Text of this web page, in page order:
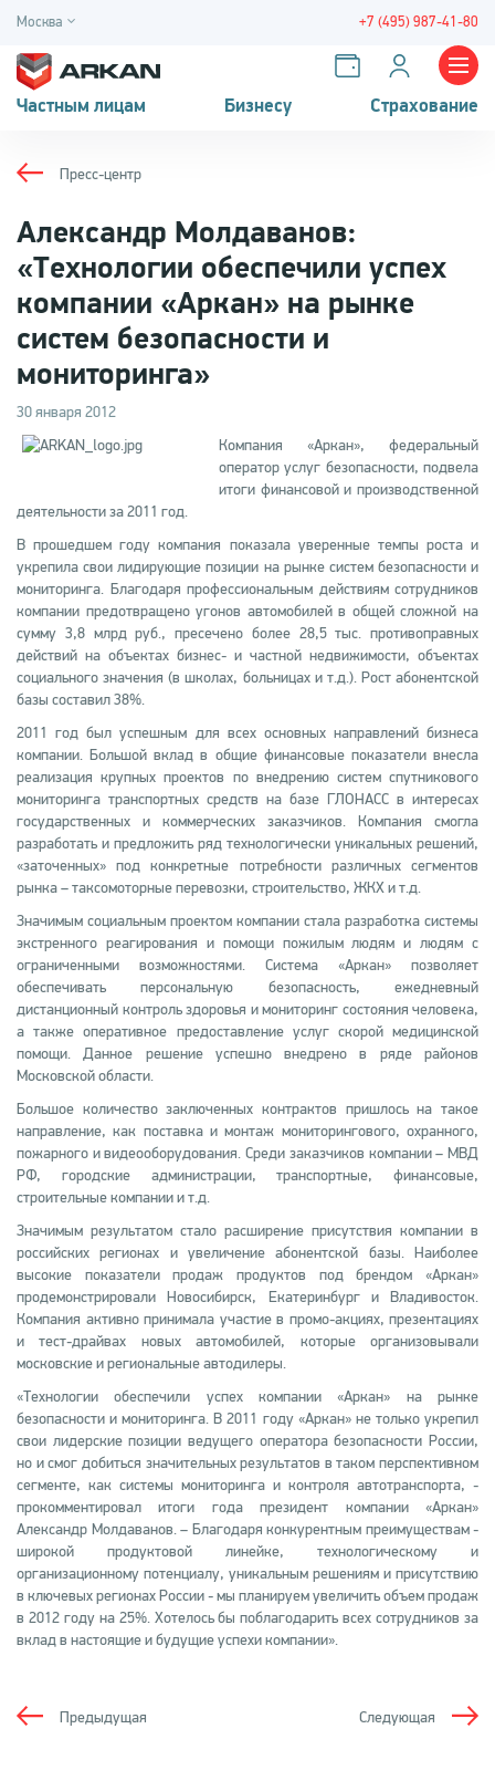
Москва +7 (495) 987-41-80
Частным лицам Бизнесу Страхование
Пресс-центр
Александр Молдаванов:
«Технологии обеспечили успех
компании «Аркан» на рынке
систем безопасности и
мониторинга»
30 января 2012
Компания «Аркан», федеральный
оператор услуг безопасности, подвела
итоги финансовой и производственной
деятельности за 2011 год.
В прошедшем году компания показала уверенные темпы роста и
укрепила свои лидирующие позиции на рынке систем безопасности и
мониторинга. Благодаря профессиональным действиям сотрудников
компании предотвращено угонов автомобилей в общей сложной на
сумму 3,8 млрд руб., пресечено более 28,5 тыс. противоправных
действий на объектах бизнес- и частной недвижимости, объектах
социального значения (в школах, больницах и т.д.). Рост абонентской
базы составил 38%.
2011 год был успешным для всех основных направлений бизнеса
компании. Большой вклад в общие финансовые показатели внесла
реализация крупных проектов по внедрению систем спутникового
мониторинга транспортных средств на базе ГЛОНАСС в интересах
государственных и коммерческих заказчиков. Компания смогла
разработать и предложить ряд технологически уникальных решений,
«заточенных» под конкретные потребности различных сегментов
рынка – таксомоторные перевозки, строительство, ЖКХ и т.д.
Значимым социальным проектом компании стала разработка системы
экстренного реагирования и помощи пожилым людям и людям с
ограниченными возможностями. Система «Аркан» позволяет
обеспечивать персональную безопасность, ежедневный
дистанционный контроль здоровья и мониторинг состояния человека,
а также оперативное предоставление услуг скорой медицинской
помощи. Данное решение успешно внедрено в ряде районов
Московской области.
Большое количество заключенных контрактов пришлось на такое
направление, как поставка и монтаж мониторингового, охранного,
пожарного и видеооборудования. Среди заказчиков компании – МВД
РФ, городские администрации, транспортные, финансовые,
строительные компании и т.д.
Значимым результатом стало расширение присутствия компании в
российских регионах и увеличение абонентской базы. Наиболее
высокие показатели продаж продуктов под брендом «Аркан»
продемонстрировали Новосибирск, Екатеринбург и Владивосток.
Компания активно принимала участие в промо-акциях, презентациях
и тест-драйвах новых автомобилей, которые организовывали
московские и региональные автодилеры.
«Технологии обеспечили успех компании «Аркан» на рынке
безопасности и мониторинга. В 2011 году «Аркан» не только укрепил
свои лидерские позиции ведущего оператора безопасности России,
но и смог добиться значительных результатов в таком перспективном
сегменте, как системы мониторинга и контроля автотранспорта, -
прокомментировал итоги года президент компании «Аркан»
Александр Молдаванов. – Благодаря конкурентным преимуществам -
широкой продуктовой линейке, технологическому и
организационному потенциалу, уникальным решениям и присутствию
в ключевых регионах России - мы планируем увеличить объем продаж
в 2012 году на 25%. Хотелось бы поблагодарить всех сотрудников за
вклад в настоящие и будущие успехи компании».
Следующая
Предыдущая